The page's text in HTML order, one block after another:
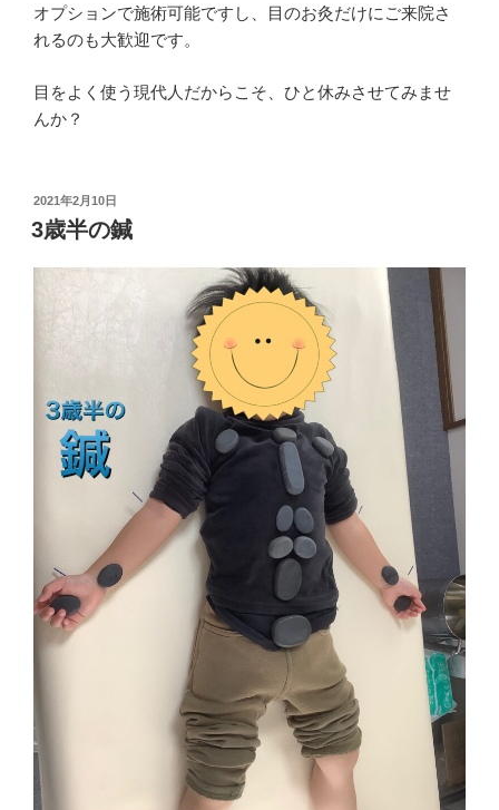
オプションで施術可能ですし、目のお灸だけにご来院さ
れるのも大歓迎です。
目をよく使う現代人だからこそ、ひと休みさせてみませ
んか？
投
稿
日:
2021年2月10日
3歳半の鍼